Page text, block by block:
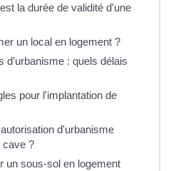
la durée de validité d'une
un local en logement ?
d'urbanisme : quels délais
pour l'implantation de
d'urbanisme
cave ?
un sous-sol en logement